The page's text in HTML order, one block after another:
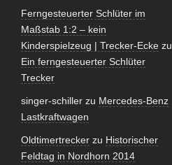
Ferngesteuerter Schlüter im
Maßstab 1:2 – kein
Kinderspielzeug | Trecker-Ecke zu
Ein ferngesteuerter Schlüter
Trecker
singer-schiller zu Mercedes-Benz
Lastkraftwagen
Oldtimertrecker zu Historischer
Feldtag in Nordhorn 2014